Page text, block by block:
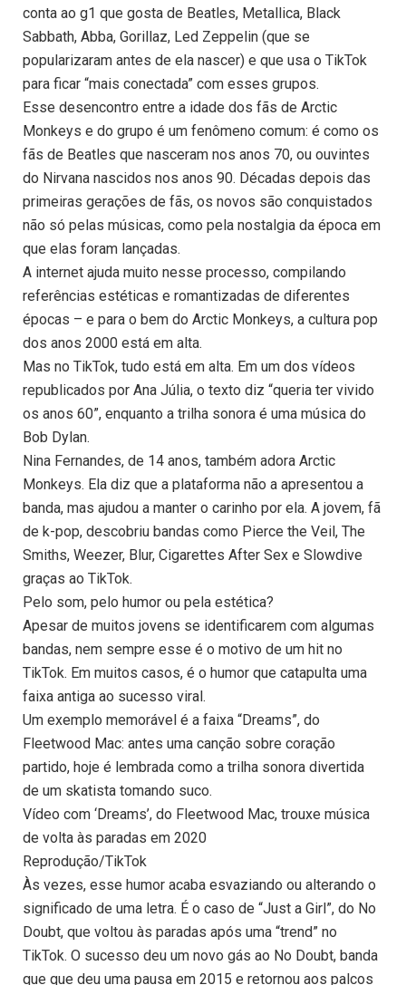
conta ao g1 que gosta de Beatles, Metallica, Black
Sabbath, Abba, Gorillaz, Led Zeppelin (que se
popularizaram antes de ela nascer) e que usa o TikTok
para ficar “mais conectada” com esses grupos.
Esse desencontro entre a idade dos fãs de Arctic
Monkeys e do grupo é um fenômeno comum: é como os
fãs de Beatles que nasceram nos anos 70, ou ouvintes
do Nirvana nascidos nos anos 90. Décadas depois das
primeiras gerações de fãs, os novos são conquistados
não só pelas músicas, como pela nostalgia da época em
que elas foram lançadas.
A internet ajuda muito nesse processo, compilando
referências estéticas e romantizadas de diferentes
épocas – e para o bem do Arctic Monkeys, a cultura pop
dos anos 2000 está em alta.
Mas no TikTok, tudo está em alta. Em um dos vídeos
republicados por Ana Júlia, o texto diz “queria ter vivido
os anos 60”, enquanto a trilha sonora é uma música do
Bob Dylan.
Nina Fernandes, de 14 anos, também adora Arctic
Monkeys. Ela diz que a plataforma não a apresentou a
banda, mas ajudou a manter o carinho por ela. A jovem, fã
de k-pop, descobriu bandas como Pierce the Veil, The
Smiths, Weezer, Blur, Cigarettes After Sex e Slowdive
graças ao TikTok.
Pelo som, pelo humor ou pela estética?
Apesar de muitos jovens se identificarem com algumas
bandas, nem sempre esse é o motivo de um hit no
TikTok. Em muitos casos, é o humor que catapulta uma
faixa antiga ao sucesso viral.
Um exemplo memorável é a faixa “Dreams”, do
Fleetwood Mac: antes uma canção sobre coração
partido, hoje é lembrada como a trilha sonora divertida
de um skatista tomando suco.
Vídeo com ‘Dreams’, do Fleetwood Mac, trouxe música
de volta às paradas em 2020
Reprodução/TikTok
Às vezes, esse humor acaba esvaziando ou alterando o
significado de uma letra. É o caso de “Just a Girl”, do No
Doubt, que voltou às paradas após uma “trend” no
TikTok. O sucesso deu um novo gás ao No Doubt, banda
que que deu uma pausa em 2015 e retornou aos palcos